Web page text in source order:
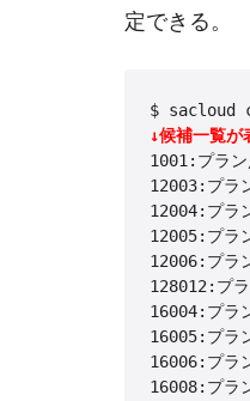
定できる。
$ sacloud
↓候補一覧が
1001:プラ
12003:プ
12004:プ
12005:プ
12006:プ
128012:プ
16004:プ
16005:プ
16006:プ
16008:プ